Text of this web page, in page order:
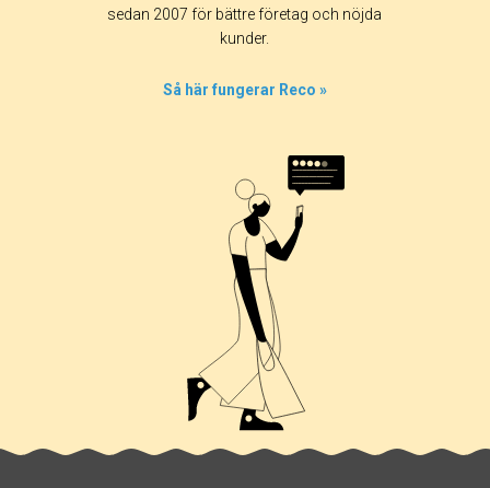
sedan 2007 för bättre företag och nöjda
kunder.
Så här fungerar Reco »